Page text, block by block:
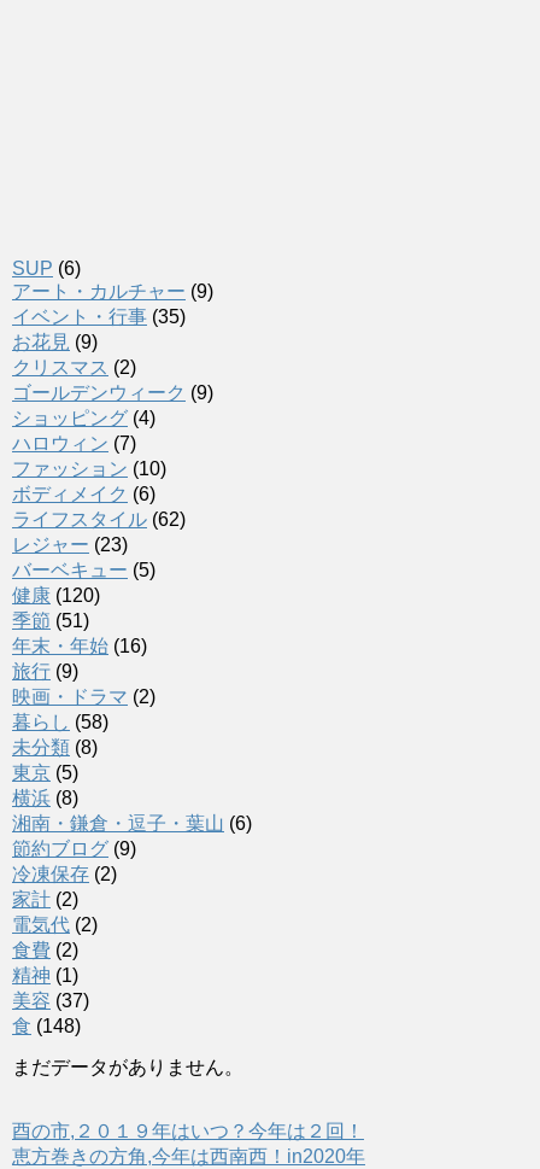
SUP (6)
アート・カルチャー (9)
イベント・行事 (35)
お花見 (9)
クリスマス (2)
ゴールデンウィーク (9)
ショッピング (4)
ハロウィン (7)
ファッション (10)
ボディメイク (6)
ライフスタイル (62)
レジャー (23)
バーベキュー (5)
健康 (120)
季節 (51)
年末・年始 (16)
旅行 (9)
映画・ドラマ (2)
暮らし (58)
未分類 (8)
東京 (5)
横浜 (8)
湘南・鎌倉・逗子・葉山 (6)
節約ブログ (9)
冷凍保存 (2)
家計 (2)
電気代 (2)
食費 (2)
精神 (1)
美容 (37)
食 (148)
まだデータがありません。
酉の市,２０１９年はいつ？今年は２回！
恵方巻きの方角,今年は西南西！in2020年